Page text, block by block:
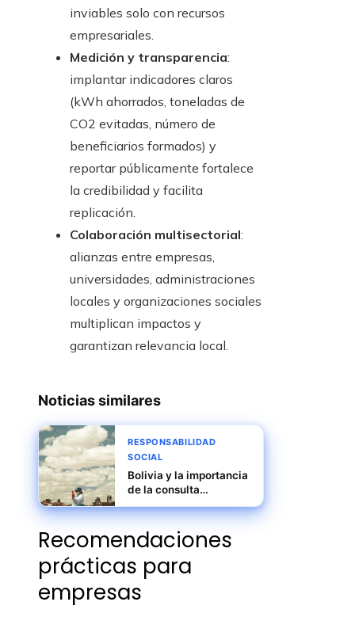
inviables solo con recursos
empresariales.
Medición y transparencia:
implantar indicadores claros
(kWh ahorrados, toneladas de
CO2 evitadas, número de
beneficiarios formados) y
reportar públicamente fortalece
la credibilidad y facilita
replicación.
Colaboración multisectorial:
alianzas entre empresas,
universidades, administraciones
locales y organizaciones sociales
multiplican impactos y
garantizan relevancia local.
Noticias similares
RESPONSABILIDAD
SOCIAL
Bolivia y la importancia
de la consulta
comunitaria para
minimizar conflictos
sociales
Recomendaciones
prácticas para
empresas